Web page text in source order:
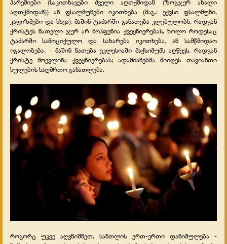
პარემიები (საკითხავები ძველი აღთქმიდან (ზოგჯერ ახალი
აღთქმიდან)) ან ფსალმუნები იკითხება (მაგ.: ექვსი ფსალმუნი,
კაფიზმები და სხვა), მაშინ ტაძარში განათება კლებულობს, რადგან
ქრისტეს ნათელი ჯერ არ მოჰფენია ქვეყნიერებას, ხოლო როდესაც
ტაძარში სამოციქულო და სახარება იკითხება, ან სამწმიდაო
იგალობება, - მაშინ ნათება ეკლესიაში მაქსიმუმს აღწევს, რადგან
ქრისტე მოევლინა ქვეყნიერებას; ადამიანებმა მიიღეს თავიანთი
სულების საღმრთო განათლება.
როგორც უკვე აღვნიშნეთ, სანთლის ერთ-ერთი დანიშულება -